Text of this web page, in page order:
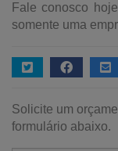
Fale conosco
somente uma
Solicite um
formulário abaixo.